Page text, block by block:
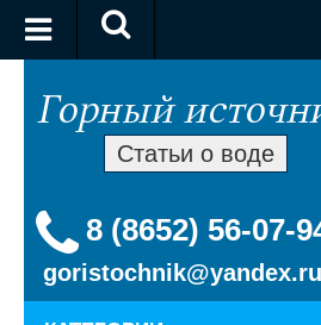
Статьи о воде
8 (8652) 56-07-
goristochnik@yandex.ru